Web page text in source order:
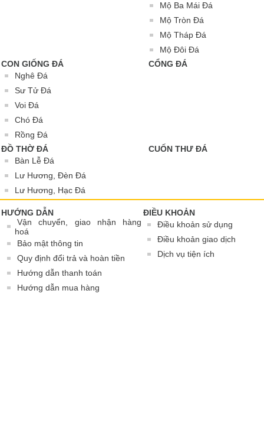
Mộ Ba Mái Đá
Mộ Tròn Đá
Mộ Tháp Đá
Mộ Đôi Đá
CON GIỐNG ĐÁ
Nghê Đá
Sư Tử Đá
Voi Đá
Chó Đá
Rồng Đá
CỔNG ĐÁ
ĐỒ THỜ ĐÁ
Bàn Lễ Đá
Lư Hương, Đèn Đá
Lư Hương, Hạc Đá
CUỐN THƯ ĐÁ
HƯỚNG DẪN
Vận chuyển, giao nhận hàng
hoá
Bảo mật thông tin
Quy định đổi trả và hoàn tiền
Hướng dẫn thanh toán
Hướng dẫn mua hàng
ĐIỀU KHOẢN
Điều khoản sử dụng
Điều khoản giao dịch
Dịch vụ tiện ích